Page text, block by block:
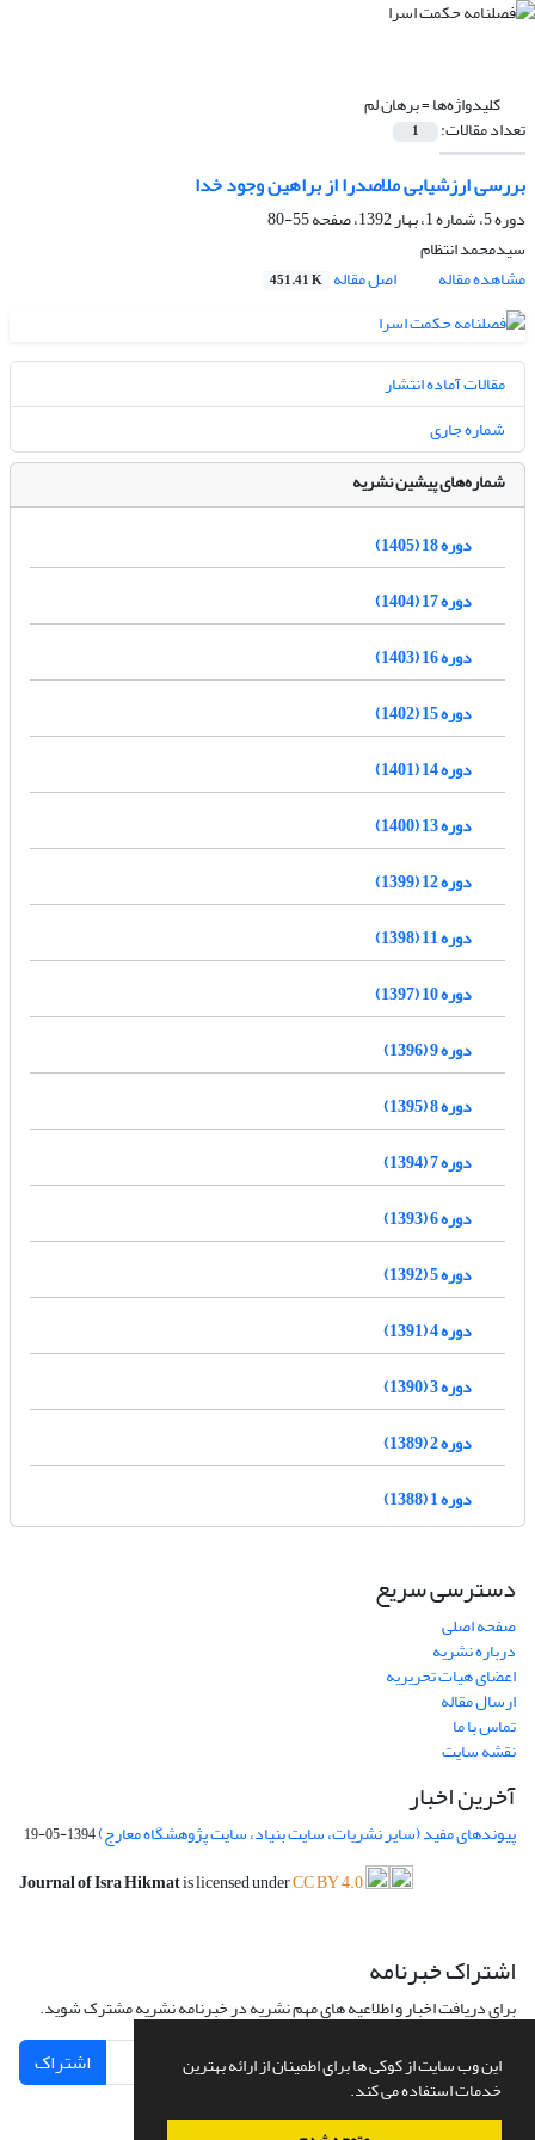
این وب سایت از کوکی ها برای اطمینان از ارائه بهترین
خدمات استفاده می کند.
کلیدواژه‌ها =برهان لم
تعداد مقالات: 1
بررسی ارزشیابی ملاصدرا از براهین وجود خدا
دوره 5، شماره 1، بهار 1392، صفحه
55-80
سیدمحمد انتظام
مشاهده مقاله
اصل مقاله 451.41 K
مقالات آماده انتشار
شماره جاری
شماره‌های پیشین نشریه
دوره 18 (1405)
دوره 17 (1404)
دوره 16 (1403)
دوره 15 (1402)
دوره 14 (1401)
دوره 13 (1400)
دوره 12 (1399)
دوره 11 (1398)
دوره 10 (1397)
دوره 9 (1396)
دوره 8 (1395)
دوره 7 (1394)
دوره 6 (1393)
دوره 5 (1392)
دوره 4 (1391)
دوره 3 (1390)
دوره 2 (1389)
دوره 1 (1388)
دسترسی سریع
صفحه اصلی
درباره نشریه
اعضای هیات تحریریه
ارسال مقاله
تماس با ما
نقشه سایت
آخرین اخبار
پیوندهای مفید (سایر نشریات، سایت بنیاد، سایت پژوهشگاه معارج)1394-05-19
Journal of Isra Hikmatis licensed underCC BY 4.0
اشتراک خبرنامه
برای دریافت اخبار و اطلاعیه های مهم نشریه در خبرنامه نشریه مشترک شوید.
اشتراک